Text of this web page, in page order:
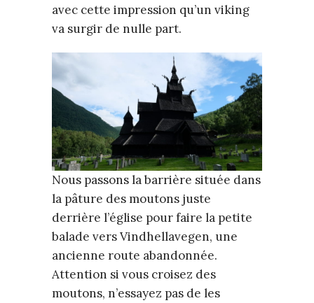
avec cette impression qu’un viking
va surgir de nulle part.
Nous passons la barrière située dans
la pâture des moutons juste
derrière l’église pour faire la petite
balade vers Vindhellavegen, une
ancienne route abandonnée.
Attention si vous croisez des
moutons, n’essayez pas de les